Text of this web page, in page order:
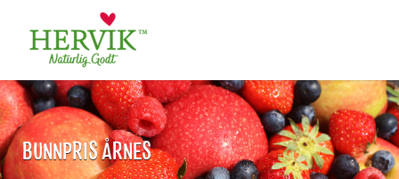
for:
BUNNPRIS ÅRNES